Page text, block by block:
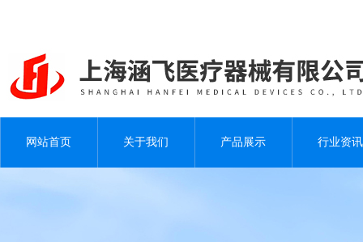
网站首页 关于我们 产品展示 行业资讯